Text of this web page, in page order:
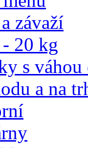
závaží
20 kg
s
a na